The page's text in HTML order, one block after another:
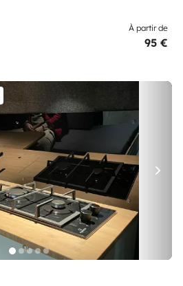
À partir de
95 €